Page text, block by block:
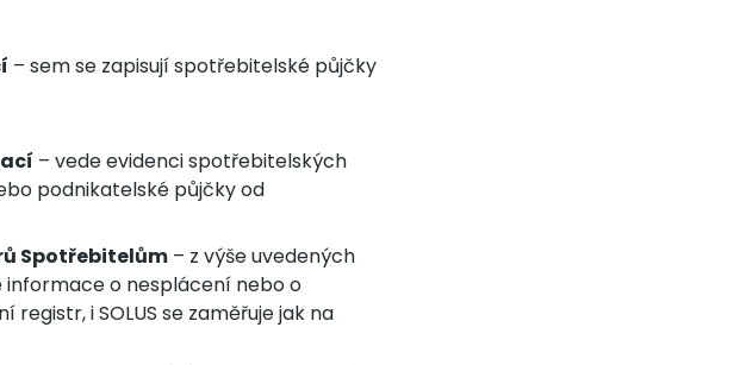
– sem se zapisují spotřebitelské půjčky
– vede evidenci spotřebitelských
podnikatelské půjčky od
Spotřebitelům – z výše uvedených
informace o nesplácení nebo o
i SOLUS se zaměřuje jak na